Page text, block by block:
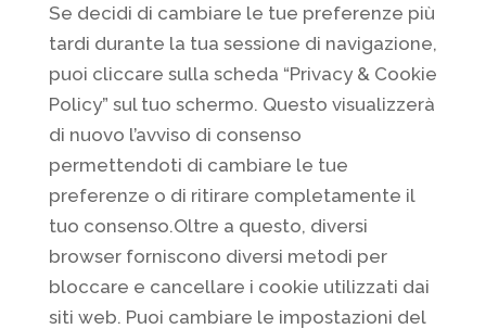
Se decidi di cambiare le tue preferenze più
tardi durante la tua sessione di navigazione,
puoi cliccare sulla scheda “Privacy & Cookie
Policy” sul tuo schermo. Questo visualizzerà
di nuovo l’avviso di consenso
permettendoti di cambiare le tue
preferenze o di ritirare completamente il
tuo consenso.Oltre a questo, diversi
browser forniscono diversi metodi per
bloccare e cancellare i cookie utilizzati dai
siti web. Puoi cambiare le impostazioni del